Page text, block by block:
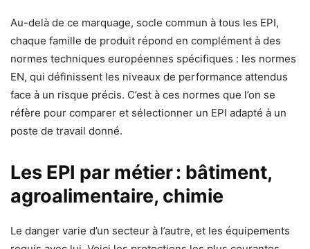
Au-delà de ce marquage, socle commun à tous les EPI,
chaque famille de produit répond en complément à des
normes techniques européennes spécifiques : les normes
EN, qui définissent les niveaux de performance attendus
face à un risque précis. C’est à ces normes que l’on se
réfère pour comparer et sélectionner un EPI adapté à un
poste de travail donné.
Les EPI par métier : bâtiment,
agroalimentaire, chimie
Le danger varie d’un secteur à l’autre, et les équipements